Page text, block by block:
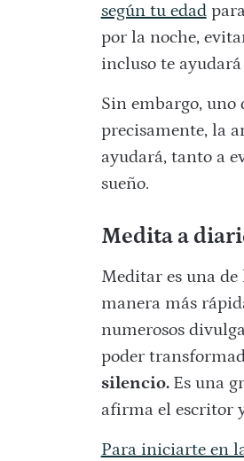
según tu edad
por la noche,
incluso te
Sin embargo, uno
precisamente, la
ayudará, tanto a
sueño.
Medita a
Meditar es una de
manera más
numerosos
poder
silencio. Es una
afirma el escritor
Para iniciarte en